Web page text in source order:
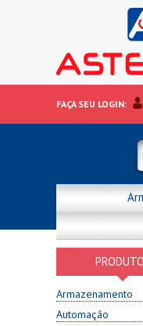
FAÇA SEU LOGIN:
Armazenamento
Automação